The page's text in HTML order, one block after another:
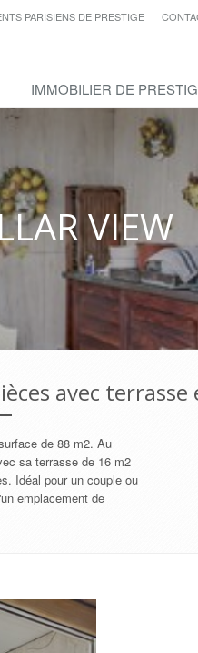
PARISIENS DE PRESTIGE
IMMOBILIER DE
VIEW
avec
de 88 m2. Au
sa terrasse de 16 m2
Idéal pour un couple ou
emplacement de